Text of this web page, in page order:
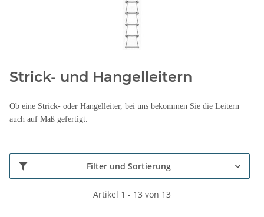
Strick- und Hangelleitern
Ob eine Strick- oder Hangelleiter, bei uns bekommen Sie die Leitern
auch auf Maß gefertigt.
Filter und Sortierung
Artikel 1 - 13 von 13